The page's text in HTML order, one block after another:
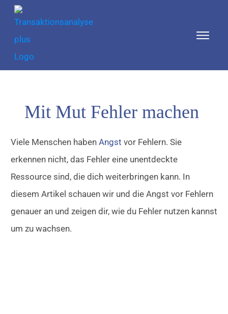
Mit Mut Fehler machen
Viele Menschen haben Angst vor Fehlern. Sie
erkennen nicht, das Fehler eine unentdeckte
Ressource sind, die dich weiterbringen kann. In
diesem Artikel schauen wir und die Angst vor Fehlern
genauer an und zeigen dir, wie du Fehler nutzen kannst
um zu wachsen.